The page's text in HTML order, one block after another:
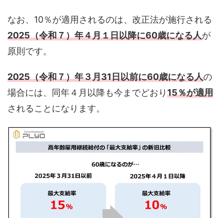
なお、10％が適用されるのは、改正法が施行される
2025（令和７）年４月１日以降に60歳になる人が
原則です。
2025（令和７）年３月31日以前に60歳になる人の
場合には、同年４月以降も今までどおり15％が適用
されることになります。